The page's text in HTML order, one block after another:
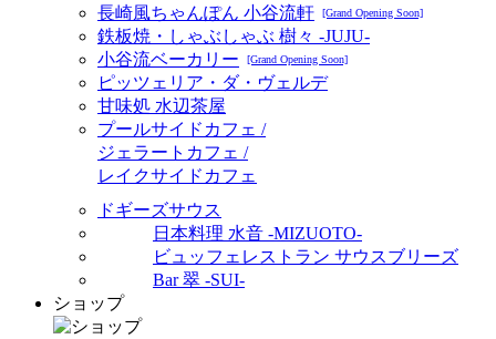
長崎風ちゃんぽん 小谷流軒 [Grand Opening Soon]
鉄板焼・しゃぶしゃぶ 樹々 -JUJU-
小谷流ベーカリー
[Grand Opening Soon]
ピッツェリア・ダ・ヴェルデ
甘味処 水辺茶屋
プールサイドカフェ /
ジェラートカフェ /
レイクサイドカフェ
ドギーズサウス
日本料理 水音 -MIZUOTO-
ビュッフェレストラン サウスブリーズ
Bar 翠 -SUI-
ショップ